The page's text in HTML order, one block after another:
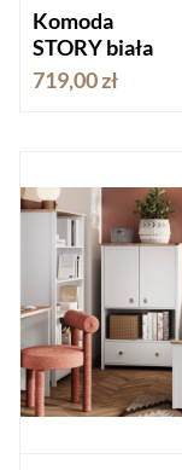
Komoda
STORY biała
719,00 zł